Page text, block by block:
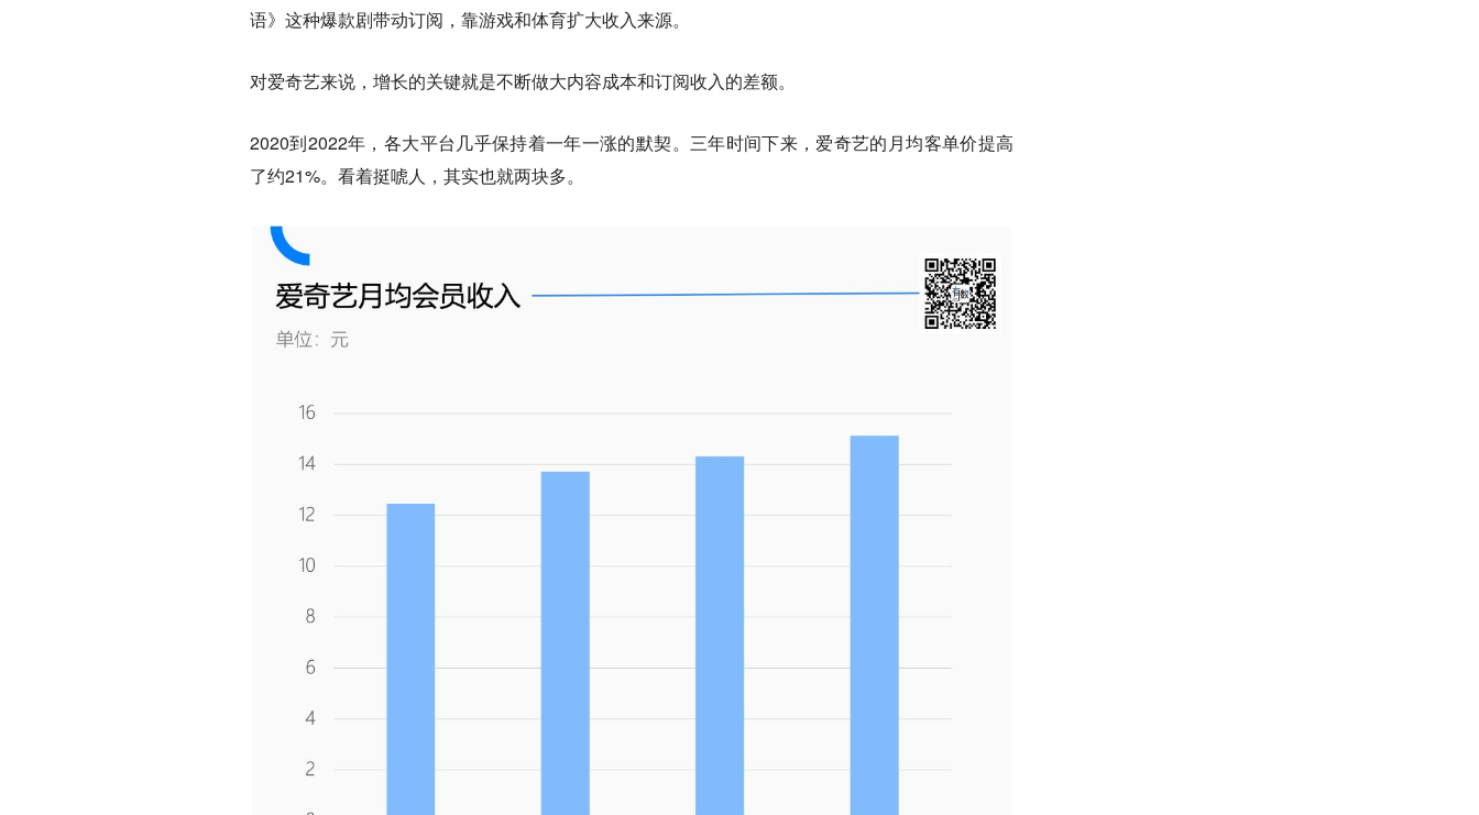
语》这种爆款剧带动订阅，靠游戏和体育扩大收入来源。
对爱奇艺来说，增长的关键就是不断做大内容成本和订阅收入的差额。
2020到2022年，各大平台几乎保持着一年一涨的默契。三年时间下来，爱奇艺的月均客单价提高
了约21%。看着挺唬人，其实也就两块多。